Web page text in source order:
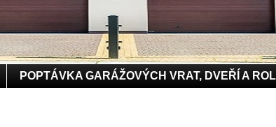
POPTÁVKA GARÁŽOVÝCH VRAT, DVEŘÍ A